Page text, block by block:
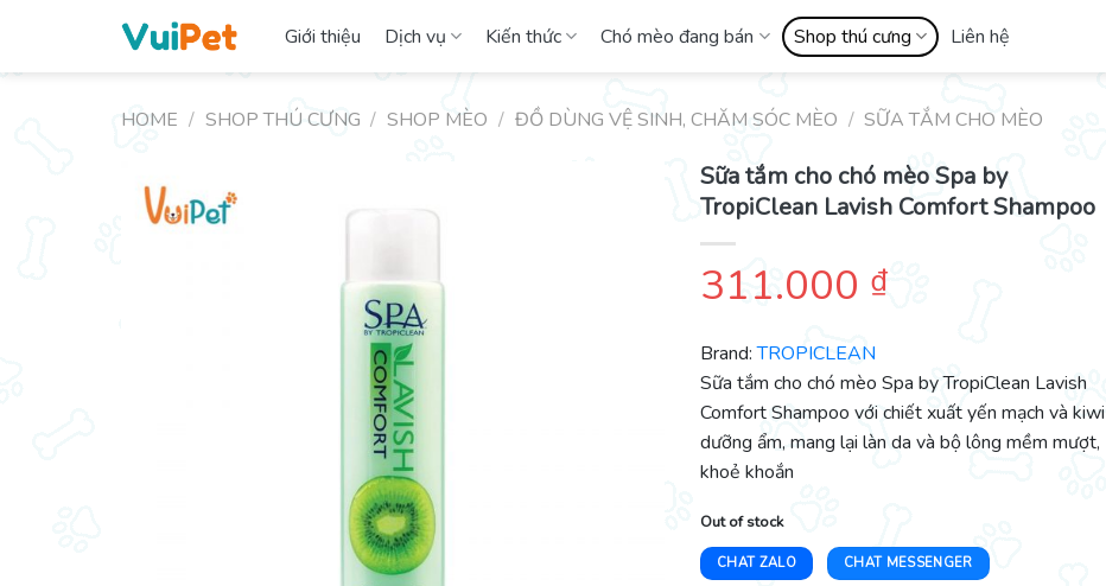
content
Giới thiệu Dịch vụ Kiến thức Chó mèo đang bán Shop thú cưng Liên hệ
HOME / SHOP THÚ CƯNG / SHOP MÈO / ĐỒ DÙNG VỆ SINH, CHĂM SÓC MÈO / SỮA TẮM CHO MÈO
Sữa tắm cho chó mèo Spa by
TropiClean Lavish Comfort Shampoo
311.000 ₫
Brand: TROPICLEAN
Sữa tắm cho chó mèo Spa by TropiClean Lavish
Comfort Shampoo với chiết xuất yến mạch và kiwi
dưỡng ẩm, mang lại làn da và bộ lông mềm mượt,
khoẻ khoắn
Out of stock
CHAT ZALO CHAT MESSENGER